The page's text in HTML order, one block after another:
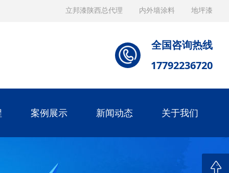
立邦漆陕西总代理 内外墙涂料 地坪漆
全国咨询热线
17792236720
案例展示 新闻动态 关于我们